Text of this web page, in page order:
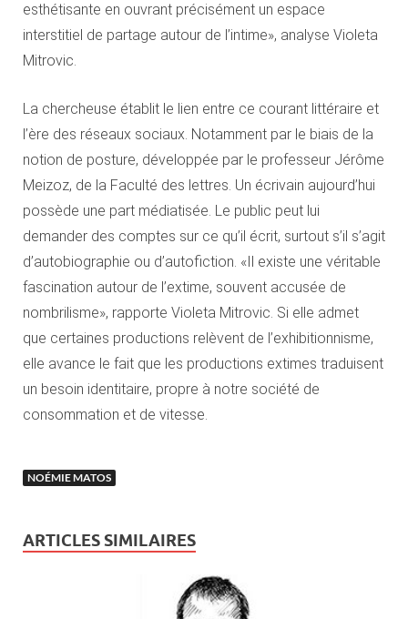
esthétisante en ouvrant précisément un espace
interstitiel de partage autour de l’intime», analyse Violeta
Mitrovic.
La chercheuse établit le lien entre ce courant littéraire et
l’ère des réseaux sociaux. Notamment par le biais de la
notion de posture, développée par le professeur Jérôme
Meizoz, de la Faculté des lettres. Un écrivain aujourd’hui
possède une part médiatisée. Le public peut lui
demander des comptes sur ce qu’il écrit, surtout s’il s’agit
d’autobiographie ou d’autofiction. «Il existe une véritable
fascination autour de l’extime, souvent accusée de
nombrilisme», rapporte Violeta Mitrovic. Si elle admet
que certaines productions relèvent de l’exhibitionnisme,
elle avance le fait que les productions extimes traduisent
un besoin identitaire, propre à notre société de
consommation et de vitesse.
NOÉMIE MATOS
ARTICLES SIMILAIRES